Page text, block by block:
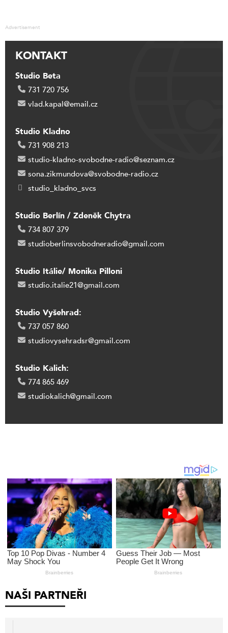
Advertisement
KONTAKT
Studio Beta
731 720 756
vlad.kapal@email.cz
Studio Kladno
731 908 213
studio-kladno-svobodne-radio@seznam.cz
sona.zikmundova@svobodne-radio.cz
studio_kladno_svcs
Studio Berlín / Zdeněk Chytra
734 807 379
studioberlinsvobodneradio@gmail.com
Studio Itálie/ Monika Pilloni
studio.italie21@gmail.com
Studio Vyšehrad:
737 057 860
studiovysehradsr@gmail.com
Studio Kalich:
774 865 469
studiokalich@gmail.com
NAŠI PARTNEŘI